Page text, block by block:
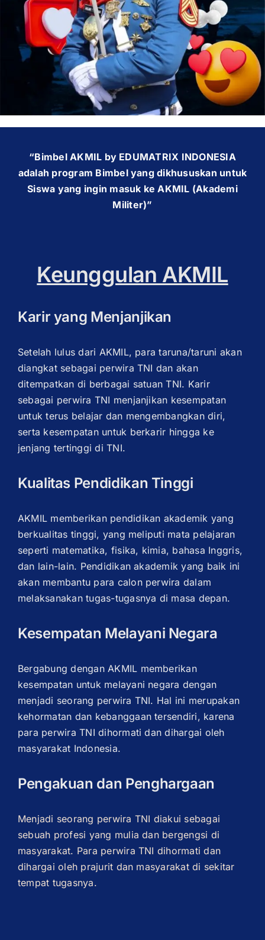
OUR PROGRAM
REGISTRATION
CONTACT US
“Bimbel AKMIL by EDUMATRIX INDONESIA
adalah program Bimbel yang dikhususkan untuk
Siswa yang ingin masuk ke AKMIL (Akademi
Militer)”
Keunggulan AKMIL
Karir yang Menjanjikan
Setelah lulus dari AKMIL, para taruna/taruni akan
diangkat sebagai perwira TNI dan akan
ditempatkan di berbagai satuan TNI. Karir
sebagai perwira TNI menjanjikan kesempatan
untuk terus belajar dan mengembangkan diri,
serta kesempatan untuk berkarir hingga ke
jenjang tertinggi di TNI.
Kualitas Pendidikan Tinggi
AKMIL memberikan pendidikan akademik yang
berkualitas tinggi, yang meliputi mata pelajaran
seperti matematika, fisika, kimia, bahasa Inggris,
dan lain-lain. Pendidikan akademik yang baik ini
akan membantu para calon perwira dalam
melaksanakan tugas-tugasnya di masa depan.
Kesempatan Melayani Negara
Bergabung dengan AKMIL memberikan
kesempatan untuk melayani negara dengan
menjadi seorang perwira TNI. Hal ini merupakan
kehormatan dan kebanggaan tersendiri, karena
para perwira TNI dihormati dan dihargai oleh
masyarakat Indonesia.
Pengakuan dan Penghargaan
Menjadi seorang perwira TNI diakui sebagai
sebuah profesi yang mulia dan bergengsi di
masyarakat. Para perwira TNI dihormati dan
dihargai oleh prajurit dan masyarakat di sekitar
tempat tugasnya.